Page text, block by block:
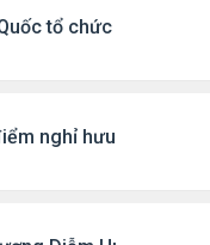
tổ chức sn cho bà
nghỉ hưu lý tưởng